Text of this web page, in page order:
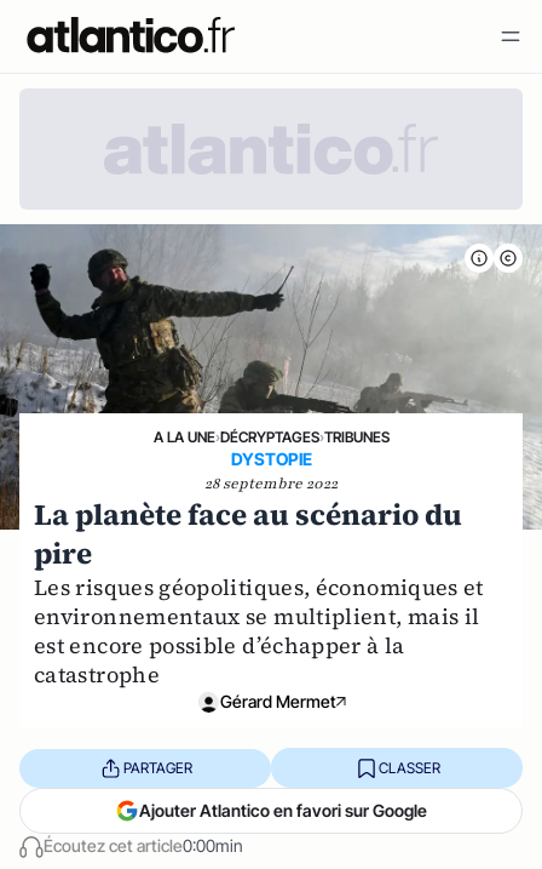
A LA UNE›DÉCRYPTAGES›TRIBUNES
DYSTOPIE
28 septembre 2022
La planète face au scénario du
pire
Les risques géopolitiques, économiques et
environnementaux se multiplient, mais il
est encore possible d’échapper à la
catastrophe
Gérard Mermet
Écoutez cet article0:00min
PARTAGER CLASSER
Ajouter Atlantico en favori sur Google